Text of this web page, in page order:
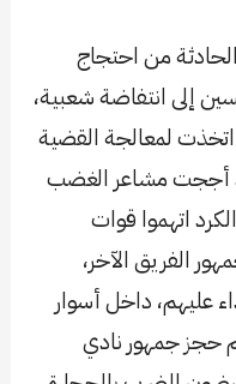
من احتجاج
إلى انتفاضة شعبية،
اتخذت لمعالجة القضية
أججت مشاعر الغضب
اتهموا قوات
الفريق الآخر،
عليهم، داخل أسوار
حجز جمهور نادي